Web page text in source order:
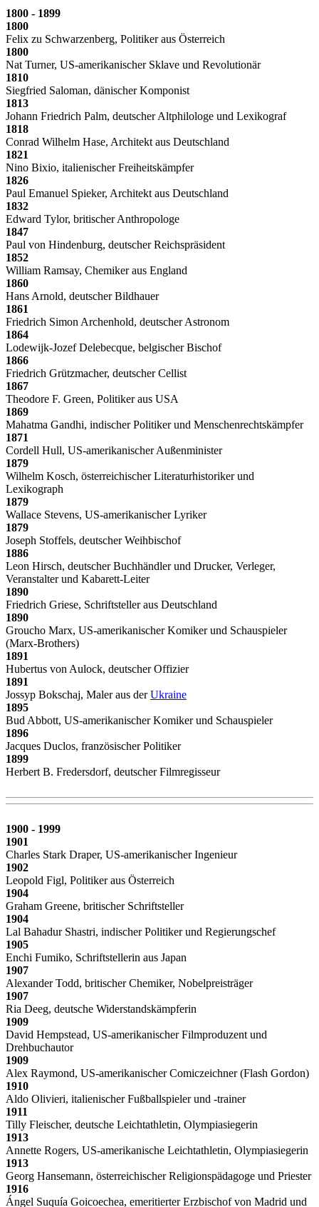
1800 - 1899
1800
Felix zu Schwarzenberg, Politiker aus Österreich
1800
Nat Turner, US-amerikanischer Sklave und Revolutionär
1810
Siegfried Saloman, dänischer Komponist
1813
Johann Friedrich Palm, deutscher Altphilologe und Lexikograf
1818
Conrad Wilhelm Hase, Architekt aus Deutschland
1821
Nino Bixio, italienischer Freiheitskämpfer
1826
Paul Emanuel Spieker, Architekt aus Deutschland
1832
Edward Tylor, britischer Anthropologe
1847
Paul von Hindenburg, deutscher Reichspräsident
1852
William Ramsay, Chemiker aus England
1860
Hans Arnold, deutscher Bildhauer
1861
Friedrich Simon Archenhold, deutscher Astronom
1864
Lodewijk-Jozef Delebecque, belgischer Bischof
1866
Friedrich Grützmacher, deutscher Cellist
1867
Theodore F. Green, Politiker aus USA
1869
Mahatma Gandhi, indischer Politiker und Menschenrechtskämpfer
1871
Cordell Hull, US-amerikanischer Außenminister
1879
Wilhelm Kosch, österreichischer Literaturhistoriker und
Lexikograph
1879
Wallace Stevens, US-amerikanischer Lyriker
1879
Joseph Stoffels, deutscher Weihbischof
1886
Leon Hirsch, deutscher Buchhändler und Drucker, Verleger,
Veranstalter und Kabarett-Leiter
1890
Friedrich Griese, Schriftsteller aus Deutschland
1890
Groucho Marx, US-amerikanischer Komiker und Schauspieler
(Marx-Brothers)
1891
Hubertus von Aulock, deutscher Offizier
1891
Jossyp Bokschaj, Maler aus derUkraine
1895
Bud Abbott, US-amerikanischer Komiker und Schauspieler
1896
Jacques Duclos, französischer Politiker
1899
Herbert B. Fredersdorf, deutscher Filmregisseur
1900 - 1999
1901
Charles Stark Draper, US-amerikanischer Ingenieur
1902
Leopold Figl, Politiker aus Österreich
1904
Graham Greene, britischer Schriftsteller
1904
Lal Bahadur Shastri, indischer Politiker und Regierungschef
1905
Enchi Fumiko, Schriftstellerin aus Japan
1907
Alexander Todd, britischer Chemiker, Nobelpreisträger
1907
Ria Deeg, deutsche Widerstandskämpferin
1909
David Hempstead, US-amerikanischer Filmproduzent und
Drehbuchautor
1909
Alex Raymond, US-amerikanischer Comiczeichner (Flash Gordon)
1910
Aldo Olivieri, italienischer Fußballspieler und -trainer
1911
Tilly Fleischer, deutsche Leichtathletin, Olympiasiegerin
1913
Annette Rogers, US-amerikanische Leichtathletin, Olympiasiegerin
1913
Georg Hansemann, österreichischer Religionspädagoge und Priester
1916
Ángel Suquía Goicoechea, emeritierter Erzbischof von Madrid und